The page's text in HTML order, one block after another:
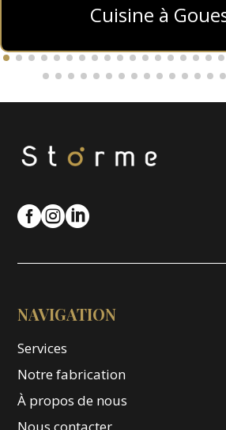
Cuisine à

NAVIGATION
Services
Notre fabrication
À propos de nous